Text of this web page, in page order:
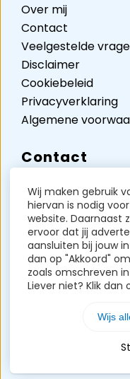
Over mij
Contact
Veelgestelde
Disclaimer
Cookiebeleid
Privacyverklaring
Algemene
Contact
Verdunplein 17
Unit D5242
5627 SZ
KVK-nummer:
BTW-nummer:
Wij maken gebruik
hiervan is nodig
website. Daarnaast
ervoor dat jij
aansluiten bij jouw
dan op "Akkoord"
zoals omschreven
Liever niet? Klik dan
Wijs